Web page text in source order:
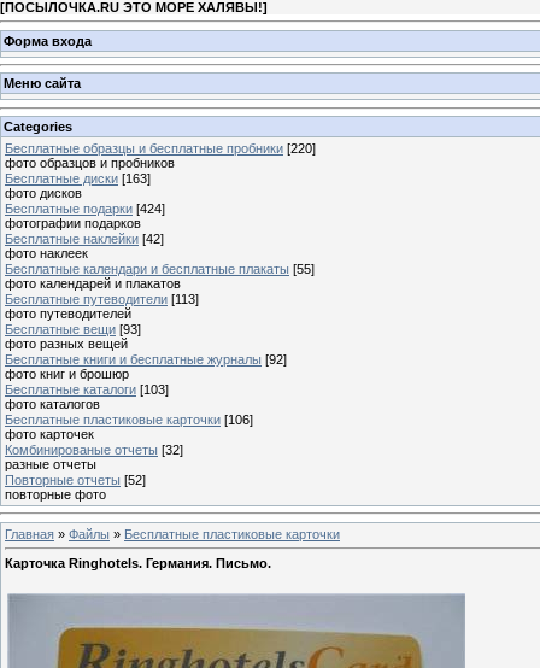
[ПОСЫЛОЧКА.RU ЭТО МОРЕ ХАЛЯВЫ!]
Форма входа
Меню сайта
Categories
Бесплатные образцы и бесплатные пробники [220]
фото образцов и пробников
Бесплатные диски [163]
фото дисков
Бесплатные подарки [424]
фотографии подарков
Бесплатные наклейки [42]
фото наклеек
Бесплатные календари и бесплатные плакаты [55]
фото календарей и плакатов
Бесплатные путеводители [113]
фото путеводителей
Бесплатные вещи [93]
фото разных вещей
Бесплатные книги и бесплатные журналы [92]
фото книг и брошюр
Бесплатные каталоги [103]
фото каталогов
Бесплатные пластиковые карточки [106]
фото карточек
Комбинированые отчеты [32]
разные отчеты
Повторные отчеты [52]
повторные фото
Главная » Файлы » Бесплатные пластиковые карточки
Карточка Ringhotels. Германия. Письмо.